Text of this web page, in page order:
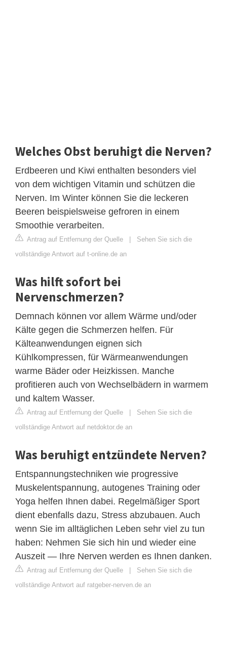
Welches Obst beruhigt die Nerven?
Erdbeeren und Kiwi enthalten besonders viel
von dem wichtigen Vitamin und schützen die
Nerven. Im Winter können Sie die leckeren
Beeren beispielsweise gefroren in einem
Smoothie verarbeiten.
Antrag auf Entfernung der Quelle | Sehen Sie sich die
vollständige Antwort auf t-online.de an
Was hilft sofort bei
Nervenschmerzen?
Demnach können vor allem Wärme und/oder
Kälte gegen die Schmerzen helfen. Für
Kälteanwendungen eignen sich
Kühlkompressen, für Wärmeanwendungen
warme Bäder oder Heizkissen. Manche
profitieren auch von Wechselbädern in warmem
und kaltem Wasser.
Antrag auf Entfernung der Quelle | Sehen Sie sich die
vollständige Antwort auf netdoktor.de an
Was beruhigt entzündete Nerven?
Entspannungstechniken wie progressive
Muskelentspannung, autogenes Training oder
Yoga helfen Ihnen dabei. Regelmäßiger Sport
dient ebenfalls dazu, Stress abzubauen. Auch
wenn Sie im alltäglichen Leben sehr viel zu tun
haben: Nehmen Sie sich hin und wieder eine
Auszeit — Ihre Nerven werden es Ihnen danken.
Antrag auf Entfernung der Quelle | Sehen Sie sich die
vollständige Antwort auf ratgeber-nerven.de an